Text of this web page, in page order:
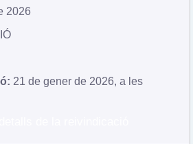
2026
21 de gener de 2026, a les